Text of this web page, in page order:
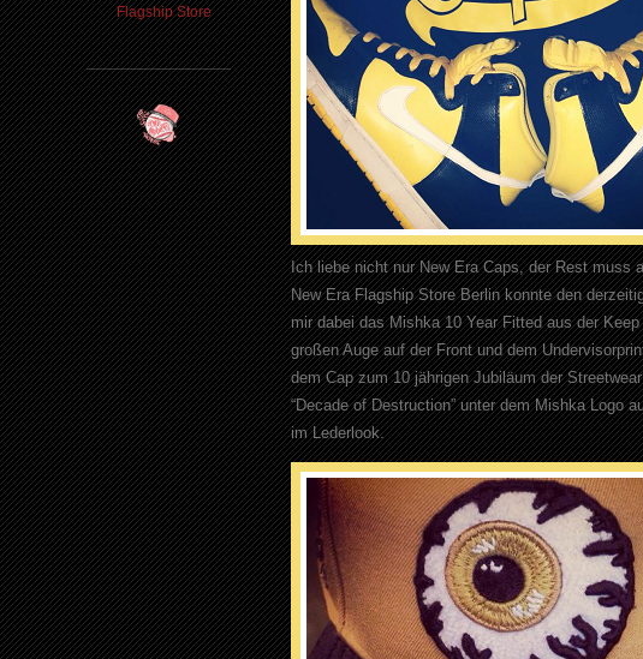
Ich liebe nicht nur New Era Caps, der Rest muss
New Era Flagship Store Berlin konnte den
mir dabei das Mishka 10 Year Fitted aus der
großen Auge auf der Front und dem
dem Cap zum 10 jährigen Jubiläum der
“Decade of Destruction” unter dem Mishka Logo
im Lederlook.
Flagship Store